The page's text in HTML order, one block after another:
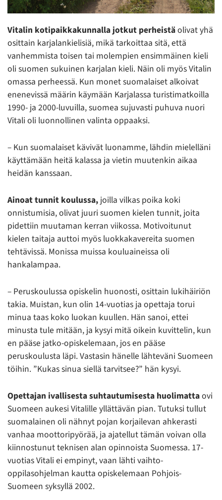
Vitalin kotipaikkakunnalla jotkut perheistäolivat yhä
osittain karjalankielisiä, mikä tarkoittaa sitä, että
vanhemmista toisen tai molempien ensimmäinen kieli
oli suomen sukuinen karjalan kieli. Näin oli myös Vitalin
omassa perheessä. Kun monet suomalaiset alkoivat
enenevissä määrin käymään Karjalassa turistimatkoilla
1990- ja 2000-luvuilla, suomea sujuvasti puhuva nuori
Vitali oli luonnollinen valinta oppaaksi.
– Kun suomalaiset kävivät luonamme, lähdin mielelläni
käyttämään heitä kalassa ja vietin muutenkin aikaa
heidän kanssaan.
Ainoat tunnit koulussa, joilla vilkas poika koki
onnistumisia, olivat juuri suomen kielen tunnit, joita
pidettiin muutaman kerran viikossa. Motivoitunut
kielen taitaja auttoi myös luokkakavereita suomen
tehtävissä. Monissa muissa kouluaineissa oli
hankalampaa.
– Peruskoulussa opiskelin huonosti, osittain lukihäiriön
takia. Muistan, kun olin 14-vuotias ja opettaja torui
minua taas koko luokan kuullen. Hän sanoi, ettei
minusta tule mitään, ja kysyi mitä oikein kuvittelin, kun
en pääse jatko-opiskelemaan, jos en pääse
peruskoulusta läpi. Vastasin hänelle lähteväni Suomeen
töihin. ”Kukas sinua siellä tarvitsee?” hän kysyi.
Opettajan ivallisesta suhtautumisesta huolimattaovi
Suomeen aukesi Vitalille yllättävän pian. Tutuksi tullut
suomalainen oli nähnyt pojan korjailevan ahkerasti
vanhaa moottoripyörää, ja ajatellut tämän voivan olla
kiinnostunut teknisen alan opinnoista Suomessa. 17-
vuotias Vitali ei empinyt, vaan lähti vaihto-
oppilasohjelman kautta opiskelemaan Pohjois-
Suomeen syksyllä 2002.